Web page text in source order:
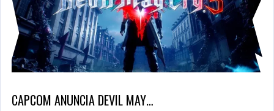
CAPCOM ANUNCIA DEVIL MAY…